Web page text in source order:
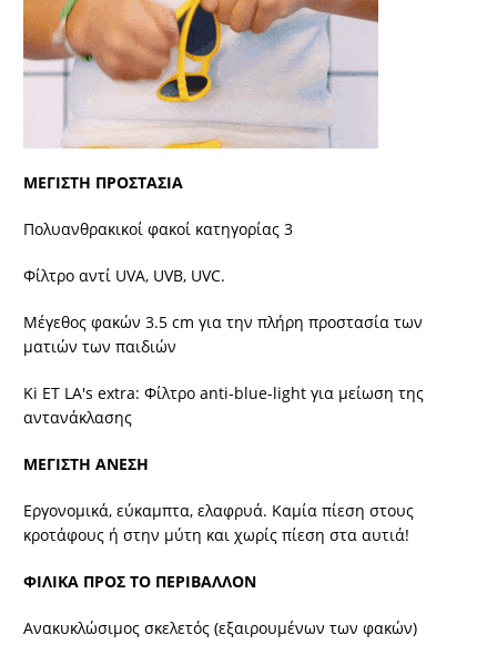
ΜΕΓΙΣΤΗ ΠΡΟΣΤΑΣΙΑ
Πολυανθρακικοί φακοί κατηγορίας 3
Φίλτρο αντί UVA, UVB, UVC.
Μέγεθος φακών 3.5 cm για την πλήρη προστασία των
ματιών των παιδιών
Ki ET LA's extra: Φίλτρο anti-blue-light για μείωση της
αντανάκλασης
ΜΕΓΙΣΤΗ ΑΝΕΣΗ
Εργονομικά, εύκαμπτα, ελαφρυά. Καμία πίεση στους
κροτάφους ή στην μύτη και χωρίς πίεση στα αυτιά!
ΦΙΛΙΚΑ ΠΡΟΣ ΤΟ ΠΕΡΙΒΑΛΛΟΝ
Ανακυκλώσιμος σκελετός (εξαιρουμένων των φακών)